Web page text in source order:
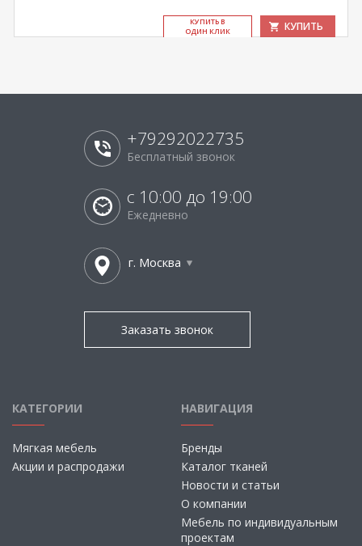
КУ­ПИТЬ В
ОДИН КЛИК
КУПИТЬ
+79292022735
Бесплатный звонок
с 10:00 до 19:00
Ежедневно
г. Москва
Заказать звонок
КАТЕГОРИИ
Мягкая мебель
Акции и распродажи
НАВИГАЦИЯ
Бренды
Каталог тканей
Новости и статьи
О компании
Мебель по индивидуальным
проектам